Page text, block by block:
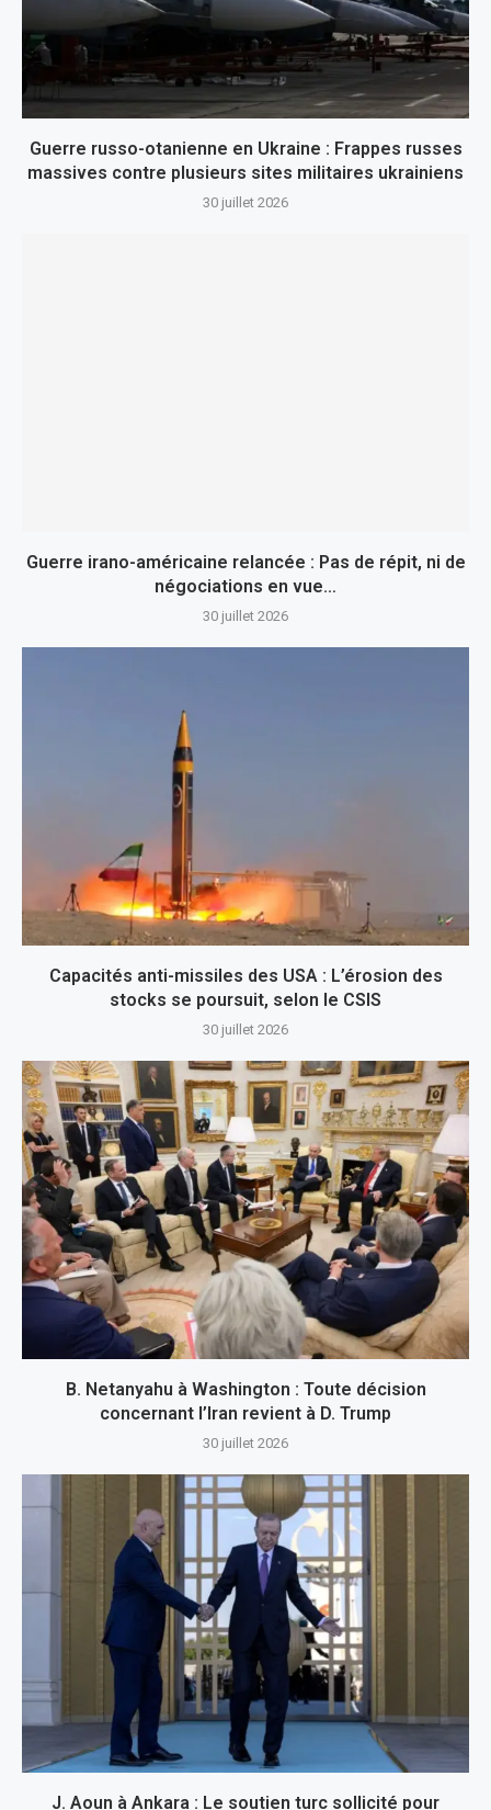
Guerre russo-otanienne en Ukraine : Frappes russes
massives contre plusieurs sites militaires ukrainiens
30 juillet 2026
Guerre irano-américaine relancée : Pas de répit, ni de
négociations en vue…
30 juillet 2026
Capacités anti-missiles des USA : L’érosion des
stocks se poursuit, selon le CSIS
30 juillet 2026
B. Netanyahu à Washington : Toute décision
concernant l’Iran revient à D. Trump
30 juillet 2026
J. Aoun à Ankara : Le soutien turc sollicité pour